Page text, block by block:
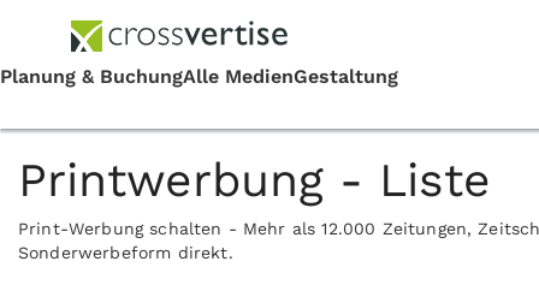
Printwerbung - Liste
Print-Werbung schalten - Mehr als 12.000 Zeitungen,
Sonderwerbeform direkt.